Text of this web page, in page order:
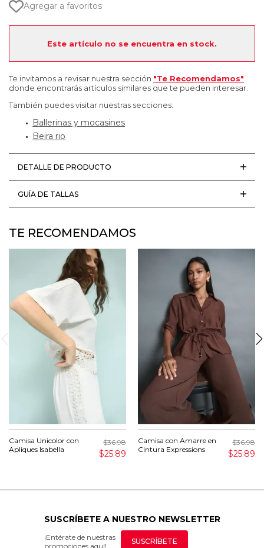
Agregar a favoritos
Este artículo no se encuentra en stock.
Te invitamos a revisar nuestra sección "Te Recomendamos"
donde encontrarás artículos similares que te pueden interesar.
También puedes visitar nuestras secciones:
Ballerinas y mocasines
Beira rio
DETALLE DE PRODUCTO
GUÍA DE TALLAS
TE RECOMENDAMOS
Camisa Unicolor con
Apliques Isabella
$36.98
$25.89
Camisa con Amarre en
Cintura Expressions
$36.98
$25.89
SUSCRÍBETE A NUESTRO NEWSLETTER
¡Entérate de nuestras
promociones aquí!
SUSCRÍBETE